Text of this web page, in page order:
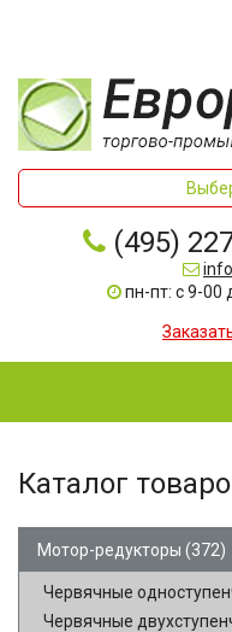
(495)
пн-пт: с 9-00
Каталог
Мотор-редукторы (372)
Червячные
Червячные